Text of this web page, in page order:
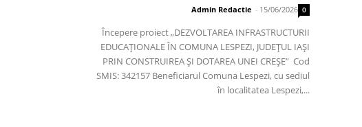
Admin Redactie - 15/06/2026 0
Începere proiect „DEZVOLTAREA INFRASTRUCTURII
EDUCAȚIONALE ÎN COMUNA LESPEZI, JUDEȚUL IAȘI
PRIN CONSTRUIREA ȘI DOTAREA UNEI CREȘE” Cod
SMIS: 342157 Beneficiarul Comuna Lespezi, cu sediul
în localitatea Lespezi,...